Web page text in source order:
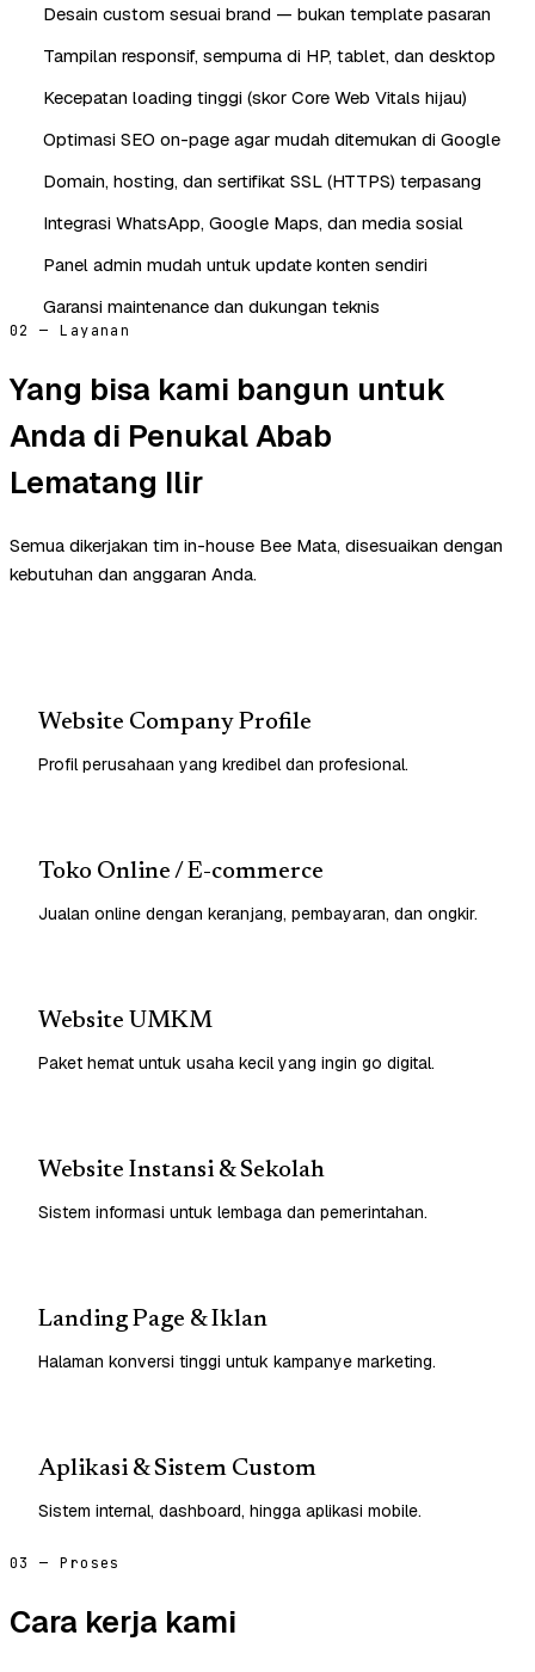
Desain custom sesuai brand — bukan template pasaran
Tampilan responsif, sempurna di HP, tablet, dan desktop
Kecepatan loading tinggi (skor Core Web Vitals hijau)
Optimasi SEO on-page agar mudah ditemukan di Google
Domain, hosting, dan sertifikat SSL (HTTPS) terpasang
Integrasi WhatsApp, Google Maps, dan media sosial
Panel admin mudah untuk update konten sendiri
Garansi maintenance dan dukungan teknis
02 — Layanan
Yang bisa kami bangun untuk
Anda di Penukal Abab
Lematang Ilir
Semua dikerjakan tim in-house Bee Mata, disesuaikan dengan
kebutuhan dan anggaran Anda.
Website Company Profile
Profil perusahaan yang kredibel dan profesional.
Toko Online / E-commerce
Jualan online dengan keranjang, pembayaran, dan ongkir.
Website UMKM
Paket hemat untuk usaha kecil yang ingin go digital.
Website Instansi & Sekolah
Sistem informasi untuk lembaga dan pemerintahan.
Landing Page & Iklan
Halaman konversi tinggi untuk kampanye marketing.
Aplikasi & Sistem Custom
Sistem internal, dashboard, hingga aplikasi mobile.
03 — Proses
Cara kerja kami